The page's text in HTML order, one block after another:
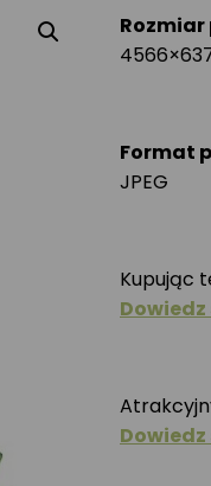
Rozmiar
Format
JPEG
Kupując